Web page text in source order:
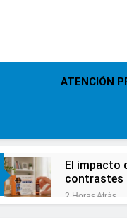
ATENCIÓN
El impacto
contrastes
2 Horas Atrás